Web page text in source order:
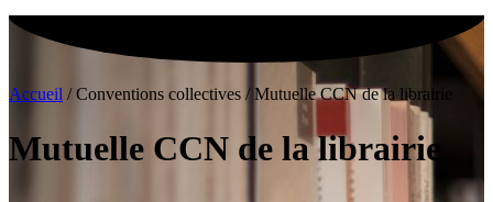
Accueil /Conventions collectives / Mutuelle CCN de la librairie
Mutuelle CCN de la librairie